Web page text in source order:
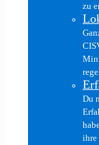
zu
Du
ihre